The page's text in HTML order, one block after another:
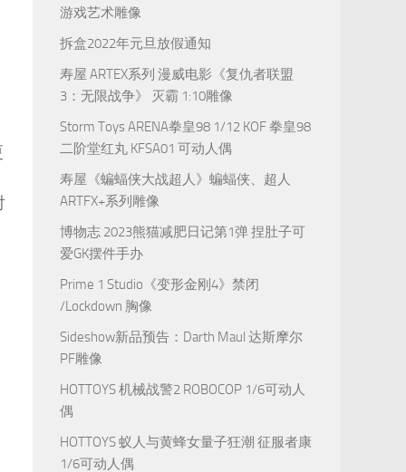
游戏艺术雕像
拆盒2022年元旦放假通知
寿屋 ARTEX系列 漫威电影《复仇者联盟
3：无限战争》 灭霸 1:10雕像
Storm Toys ARENA拳皇98 1/12 KOF 拳皇98
二阶堂红丸 KFSA01 可动人偶
寿屋《蝙蝠侠大战超人》蝙蝠侠、超人
ARTFX+系列雕像
博物志 2023熊猫减肥日记第1弹 捏肚子可
爱GK摆件手办
Prime 1 Studio《变形金刚4》禁闭
/Lockdown 胸像
Sideshow新品预告：Darth Maul 达斯摩尔
PF雕像
HOTTOYS 机械战警2 ROBOCOP 1/6可动人
偶
HOTTOYS 蚁人与黄蜂女量子狂潮 征服者康
1/6可动人偶